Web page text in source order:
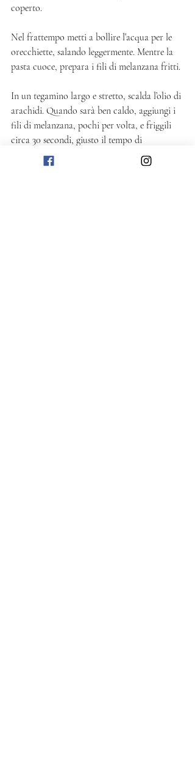
coperto.
Nel frattempo metti a bollire l’acqua per le
orecchiette, salando leggermente. Mentre la
pasta cuoce, prepara i fili di melanzana fritti.
In un tegamino largo e stretto, scalda l’olio di
arachidi. Quando sarà ben caldo, aggiungi i
fili di melanzana, pochi per volta, e friggili
circa 30 secondi, giusto il tempo di
arricciarsi e cambiare colore. Scolali con una
pinza su carta assorbente per eliminare